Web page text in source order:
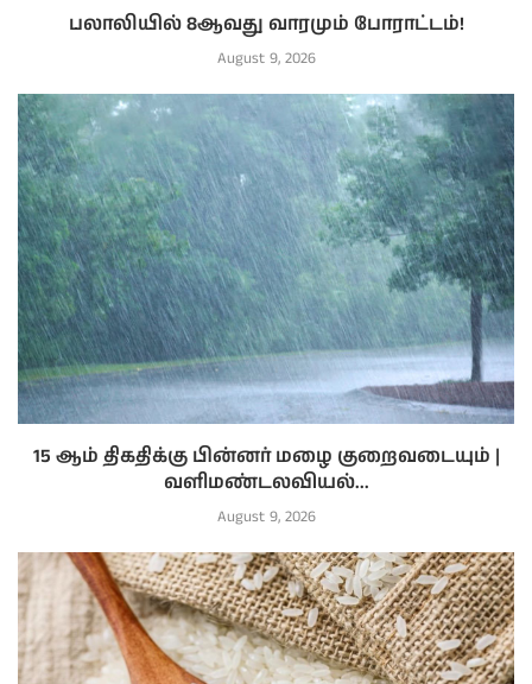
பலாலியில் 8ஆவது வாரமும் போராட்டம்!
August 9, 2026
15 ஆம் திகதிக்கு பின்னர் மழை குறைவடையும் |
வளிமண்டலவியல்...
August 9, 2026